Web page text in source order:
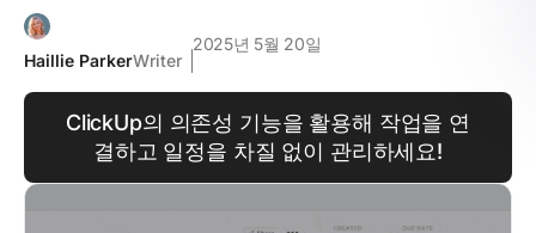
Haillie ParkerWriter
2025년 5월 20일
ClickUp의 의존성 기능을 활용해 작업을 연
결하고 일정을 차질 없이 관리하세요!